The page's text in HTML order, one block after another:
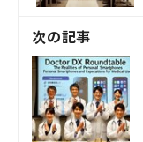
次の記事